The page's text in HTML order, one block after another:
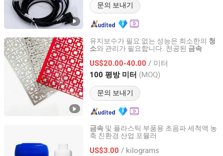
문의 보내기
유지보수가 필요 없는 성능은 최소한의 청
소와 관리가 필요합니다. 천공된 금속
US$20.00-40.00 / 미터
100 평방 미터 (MOQ)
문의 보내기
Shanghai Metisflow Metal Wire Mesh Manufacturing Co.,
Ltd.
Shanghai, China 이후 2025
금속 및 플라스틱 부품용 초음파 세척액 농
축 친환경 산업 포뮬러
US$3.00 / kilograms
Dongguan Jichuan Chemical Additives Environmental
Technology Co., Ltd.